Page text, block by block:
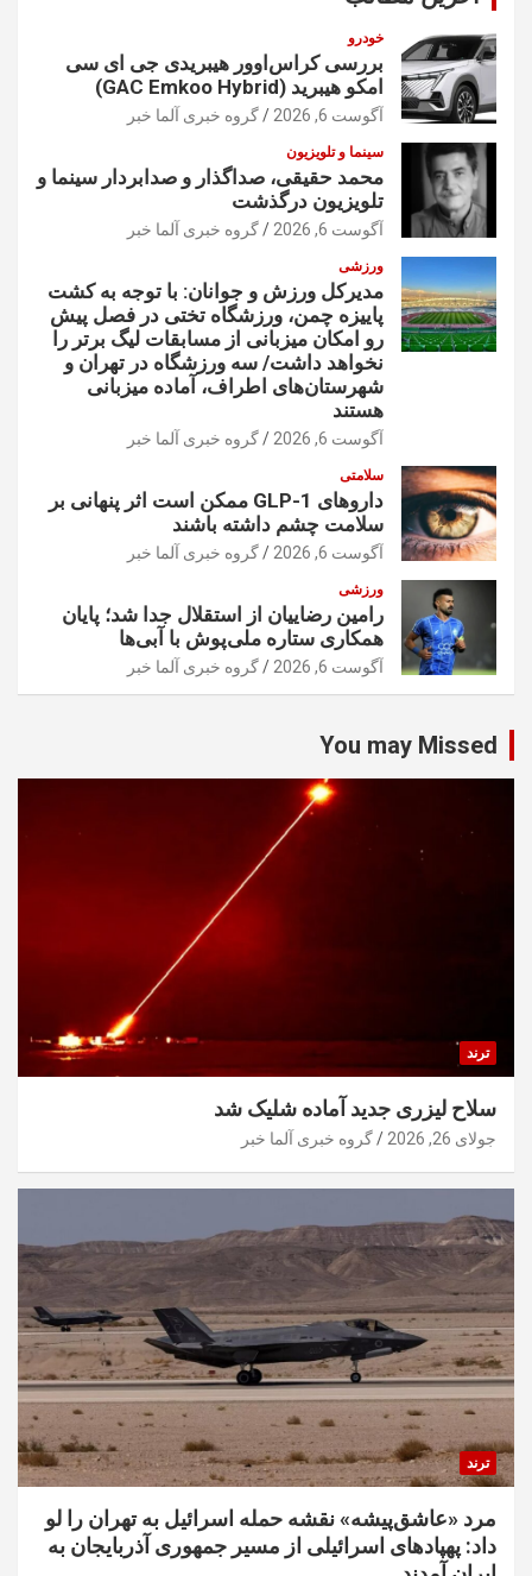
خودرو
بررسی کراس‌اوور هیبریدی جی ای سی
امکو هیبرید (GAC Emkoo Hybrid)
آگوست 6, 2026 گروه خبری آلما خبر
سینما و تلویزیون
محمد حقیقی، صداگذار و صدابردار سینما و
تلویزیون درگذشت
آگوست 6, 2026 گروه خبری آلما خبر
ورزشی
مدیرکل ورزش و جوانان: با توجه به کشت
پاییزه چمن، ورزشگاه تختی در فصل پیش
رو امکان میزبانی از مسابقات لیگ برتر را
نخواهد داشت/ سه ورزشگاه در تهران و
شهرستان‌های اطراف، آماده میزبانی
هستند
آگوست 6, 2026 گروه خبری آلما خبر
سلامتی
داروهای GLP-1 ممکن است اثر پنهانی بر
سلامت چشم داشته باشند
آگوست 6, 2026 گروه خبری آلما خبر
ورزشی
رامین رضاییان از استقلال جدا شد؛ پایان
همکاری ستاره ملی‌پوش با آبی‌ها
آگوست 6, 2026 گروه خبری آلما خبر
You may Missed
ترند
سلاح لیزری جدید آماده شلیک شد
جولای 26, 2026 گروه خبری آلما خبر
ترند
مرد «عاشق‌پیشه» نقشه حمله اسرائیل به تهران را لو
داد: پهپادهای اسرائیلی از مسیر جمهوری آذربایجان به